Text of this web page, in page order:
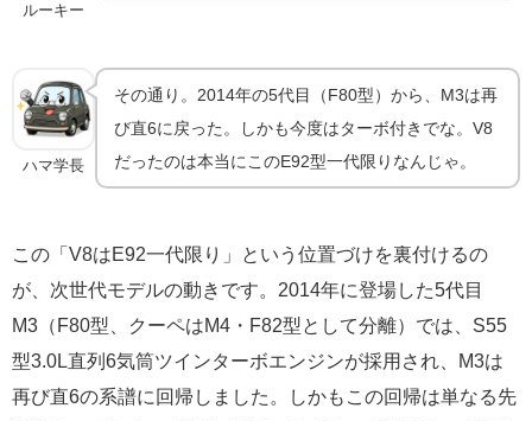
ルーキー
ハマ学長
その通り。2014年の5代目（F80型）から、M3は再
び直6に戻った。しかも今度はターボ付きでな。V8
だったのは本当にこのE92型一代限りなんじゃ。
この「V8はE92一代限り」という位置づけを裏付けるの
が、次世代モデルの動きです。2014年に登場した5代目
M3（F80型、クーペはM4・F82型として分離）では、S55
型3.0L直列6気筒ツインターボエンジンが採用され、M3は
再び直6の系譜に回帰しました。しかもこの回帰は単なる先